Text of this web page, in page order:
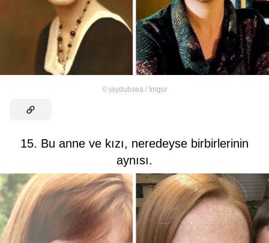
© jaydubsea / Imgur
15. Bu anne ve kızı, neredeyse birbirlerinin
aynısı.